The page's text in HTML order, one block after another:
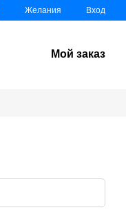
Желания Вход
Мой заказ